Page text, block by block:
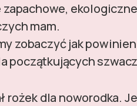
zapachowe,
mam.
zobaczyć jak
początkujących
rożek dla noworodka.